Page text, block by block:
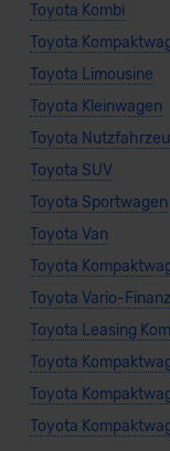
Toyota Kombi
Toyota
Toyota Limousine
Toyota Kleinwagen
Toyota
Toyota SUV
Toyota Sportwagen
Toyota Van
Toyota
Toyota Vario-
Toyota Leasing
Toyota
Toyota
Toyota